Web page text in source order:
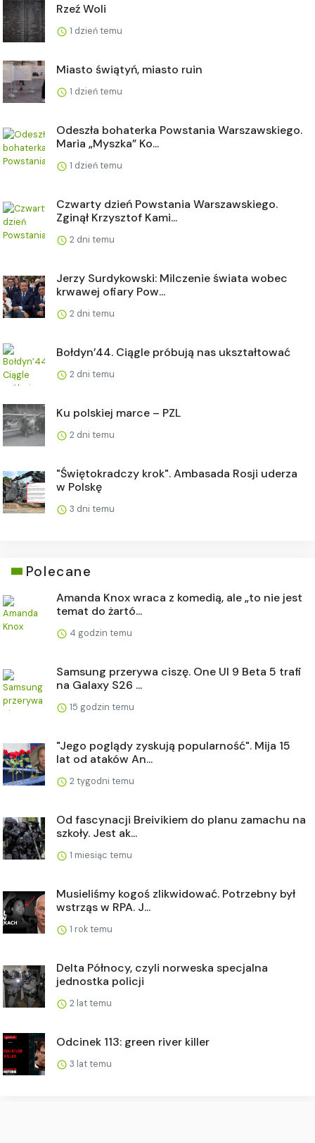
Rzeź Woli
1 dzień temu
Miasto świątyń, miasto ruin
1 dzień temu
Odeszła bohaterka Powstania Warszawskiego.
Maria „Myszka” Ko...
1 dzień temu
Czwarty dzień Powstania Warszawskiego.
Zginął Krzysztof Kami...
2 dni temu
Jerzy Surdykowski: Milczenie świata wobec
krwawej ofiary Pow...
2 dni temu
Bołdyn’44. Ciągle próbują nas ukształtować
2 dni temu
Ku polskiej marce – PZL
2 dni temu
"Świętokradczy krok". Ambasada Rosji uderza
w Polskę
3 dni temu
Polecane
Amanda Knox wraca z komedią, ale „to nie jest
temat do żartó...
4 godzin temu
Samsung przerywa ciszę. One UI 9 Beta 5 trafi
na Galaxy S26 ...
15 godzin temu
"Jego poglądy zyskują popularność". Mija 15
lat od ataków An...
2 tygodni temu
Od fascynacji Breivikiem do planu zamachu na
szkoły. Jest ak...
1 miesiąc temu
Musieliśmy kogoś zlikwidować. Potrzebny był
wstrząs w RPA. J...
1 rok temu
Delta Północy, czyli norweska specjalna
jednostka policji
2 lat temu
Odcinek 113: green river killer
3 lat temu